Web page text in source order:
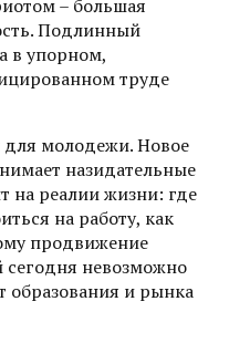
– большая
Подлинный
в упорном,
труде
для молодежи. Новое
назидательные
на реалии жизни: где
на работу, как
продвижение
сегодня невозможно
образования и рынка